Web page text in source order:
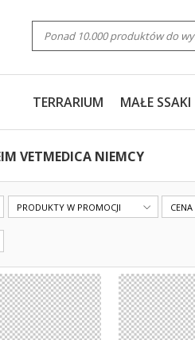
TERRARIUM MAŁE SSAKI
VETMEDICA NIEMCY
PRODUKTY W PROMOCJI CENA